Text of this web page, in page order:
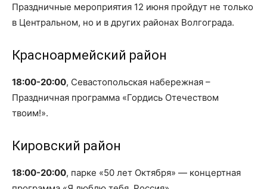
Праздничные мероприятия 12 июня пройдут не только
в Центральном, но и в других районах Волгограда.
Красноармейский район
18:00-20:00, Севастопольская набережная –
Праздничная программа «Гордись Отечеством
твоим!».
Кировский район
18:00-20:00, парке «50 лет Октября» — концертная